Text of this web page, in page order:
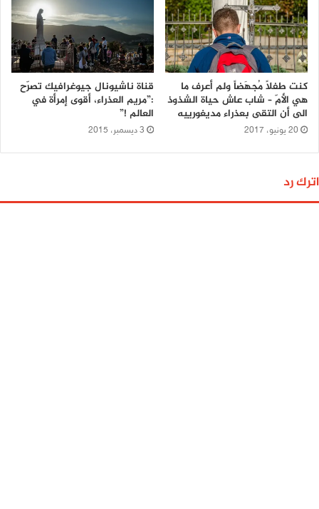
كنت طفلاً مُجهَضاً ولم أعرف ما
هي الأمّ – شاب عاش حياة الشذوذ
الى أن التقى بعذراء مديغورييه
20 يونيو، 2017
قناة ناشيونال جيوغرافيك تصرّح
:”مريم العذراء، أقوى إمرأة في
العالم !”
3 ديسمبر، 2015
اترك رد